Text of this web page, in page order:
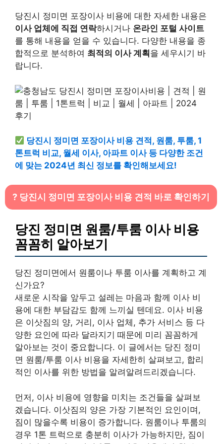
당진시 정미면 포장이사 비용에 대한 자세한 내용은
이사 업체에 직접 연락하시거나 온라인 포털 사이트
를 통해 내용을 얻을 수 있습니다. 다양한 내용을 종
합적으로 분석하여 최적의 이사 계획 을 세우시기 바
랍니다.
당진시 정미면 포장이사 비용 견적, 원룸, 투룸, 1
톤트럭 비교, 월세 이사, 아파트 이사 등 다양한 조건
에 맞는 2024년 최신 정보를 확인해보세요!
? 당진시 정미면 포장이사 비용 견적 바로 확인하기
당진 정미면 원룸/투룸 이사 비용
꼼꼼히 알아보기
당진 정미면에서 원룸이나 투룸 이사를 계획하고 계
신가요?
새로운 시작을 앞두고 설레는 마음과 함께 이사 비
용에 대한 부담감도 함께 느끼실 텐데요. 이사 비용
은 이삿짐의 양, 거리, 이사 업체, 추가 서비스 등 다
양한 요인에 따라 달라지기 때문에 미리 꼼꼼하게
알아보는 것이 중요합니다. 이 글에서는 당진 정미
면 원룸/투룸 이사 비용을 자세한히 살펴보고, 합리
적인 이사를 위한 방법을 알려알려드리겠습니다.
먼저, 이사 비용에 영향을 미치는 조건들을 살펴보
겠습니다. 이삿짐의 양은 가장 기본적인 요인이며,
짐이 많을수록 비용이 증가합니다. 원룸이나 투룸의
경우 1톤 트럭으로 충분히 이사가 가능하지만, 짐이